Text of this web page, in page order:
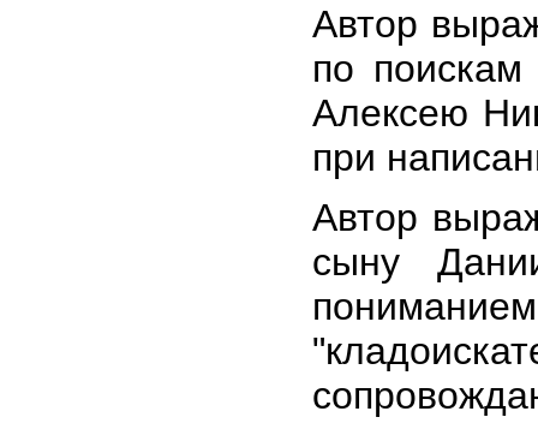
Автор
по поискам
Алексею
при
Автор
сыну